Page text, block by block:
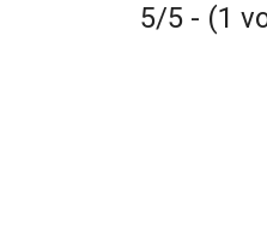
5/5 - (1